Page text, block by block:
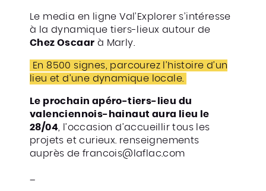
Le media en ligne Val’Explorer s’intéresse
à la dynamique tiers-lieux autour de
Chez Oscaar à Marly.
En 8500 signes, parcourez l’histoire d’un
lieu et d’une dynamique locale.
Le prochain apéro-tiers-lieu du
valenciennois-hainaut aura lieu le
28/04, l’occasion d’accueillir tous les
projets et curieux. renseignements
auprès de francois@laflac.com